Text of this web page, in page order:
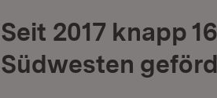
Seit 2017 knapp
Südwesten